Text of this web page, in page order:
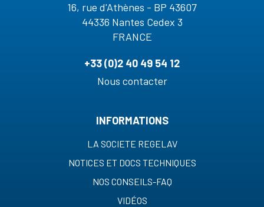
16, rue d'Athènes - BP 43607
44336 Nantes Cedex 3
FRANCE
+33 (0)2 40 49 54 12
Nous contacter
INFORMATIONS
LA SOCIETE REGELAV
NOTICES ET DOCS TECHNIQUES
NOS CONSEILS-FAQ
VIDÉOS